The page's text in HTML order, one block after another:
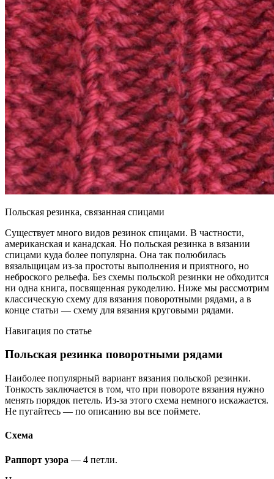
Польская резинка, связанная спицами
Существует много видов резинок спицами. В частности,
американская и канадская. Но польская резинка в вязании
спицами куда более популярна. Она так полюбилась
вязальщицам из-за простоты выполнения и приятного, но
неброского рельефа. Без схемы польской резинки не обходится
ни одна книга, посвященная рукоделию. Ниже мы рассмотрим
классическую схему для вязания поворотными рядами, а в
конце статьи — схему для вязания круговыми рядами.
Навигация по статье
Польская резинка поворотными рядами
Наиболее популярный вариант вязания польской резинки.
Тонкость заключается в том, что при повороте вязания нужно
менять порядок петель. Из-за этого схема немного искажается.
Не пугайтесь — по описанию вы все поймете.
Схема
Раппорт узора — 4 петли.